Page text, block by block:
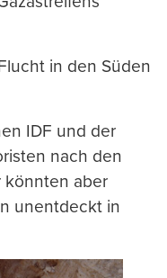
in den Süden
IDF und der
nach den
könnten aber
unentdeckt in